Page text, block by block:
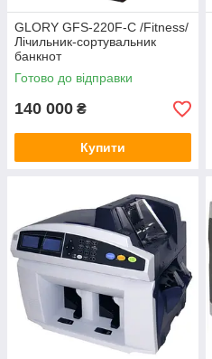
GLORY GFS-220F-C /Fitness/
Лічильник-сортувальник
банкнот
Готово до відправки
140 000 ₴
Купити